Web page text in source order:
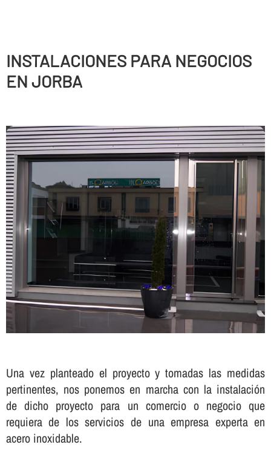
INSTALACIONES PARA NEGOCIOS
EN JORBA
Una vez planteado el proyecto y tomadas las medidas
pertinentes, nos ponemos en marcha con la instalación
de dicho proyecto para un comercio o negocio que
requiera de los servicios de una empresa experta en
acero inoxidable.